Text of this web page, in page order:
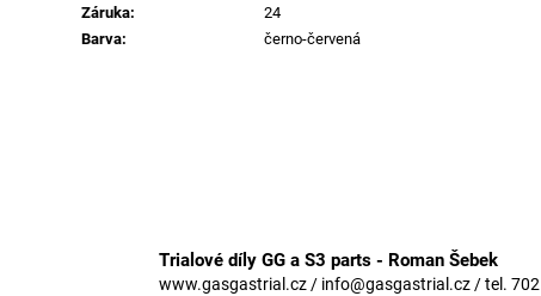
Záruka:
24
Barva: černo-červená
Trialové díly GG a S3 parts - Roman Šebek
www.gasgastrial.cz / info@gasgastrial.cz / tel.